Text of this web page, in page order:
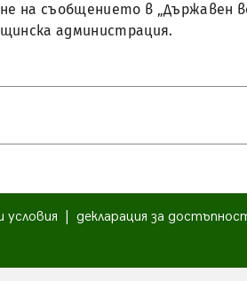
на съобщението в „Държавен
администрация.
декларация за